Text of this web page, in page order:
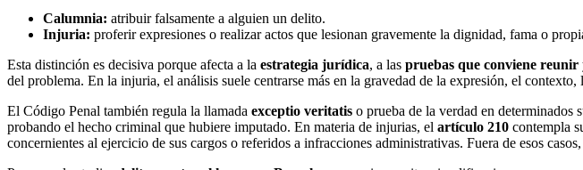
Calumnia: atribuir falsamente a alguien un delito.
Injuria: proferir expresiones o realizar actos que lesionan gravemente la dignidad, fama o
Esta distinción es decisiva porque afecta a la estrategia jurídica, a las pruebas que conviene reunir
del problema. En la injuria, el análisis suele centrarse más en la gravedad de la expresión, el
El Código Penal también regula la llamada exceptio veritatis o prueba de la verdad en determinados
probando el hecho criminal que hubiere imputado. En materia de injurias, el artículo 210 contempla
concernientes al ejercicio de sus cargos o referidos a infracciones administrativas. Fuera de esos